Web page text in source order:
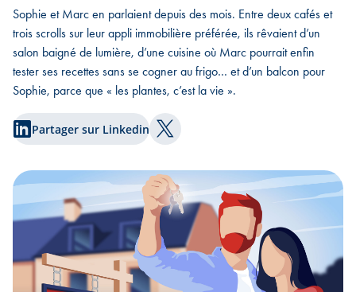
Sophie et Marc en parlaient depuis des mois. Entre deux cafés et
trois scrolls sur leur appli immobilière préférée, ils rêvaient d’un
salon baigné de lumière, d’une cuisine où Marc pourrait enfin
tester ses recettes sans se cogner au frigo… et d’un balcon pour
Sophie, parce que « les plantes, c’est la vie ».
Partager sur Linkedin Partager sur Twitter